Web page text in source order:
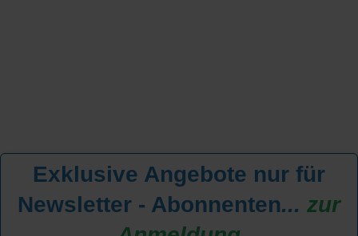
Exklusive Angebote nur für
Newsletter - Abonnenten... zur